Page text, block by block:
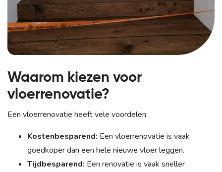
Waarom kiezen voor
vloerrenovatie?
Een vloerrenovatie heeft vele voordelen:
Kostenbesparend: Een vloerrenovatie is vaak
goedkoper dan een hele nieuwe vloer leggen.
Tijdbesparend: Een renovatie is vaak sneller